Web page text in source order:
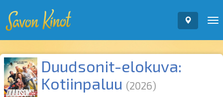
Duudsonit-elokuva:
Kotiinpaluu (2026)